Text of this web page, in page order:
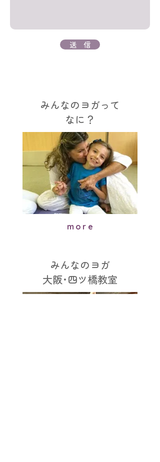
送 信
みんなのヨガって
なに？
more
みんなのヨガ
大阪･四ツ橋教室